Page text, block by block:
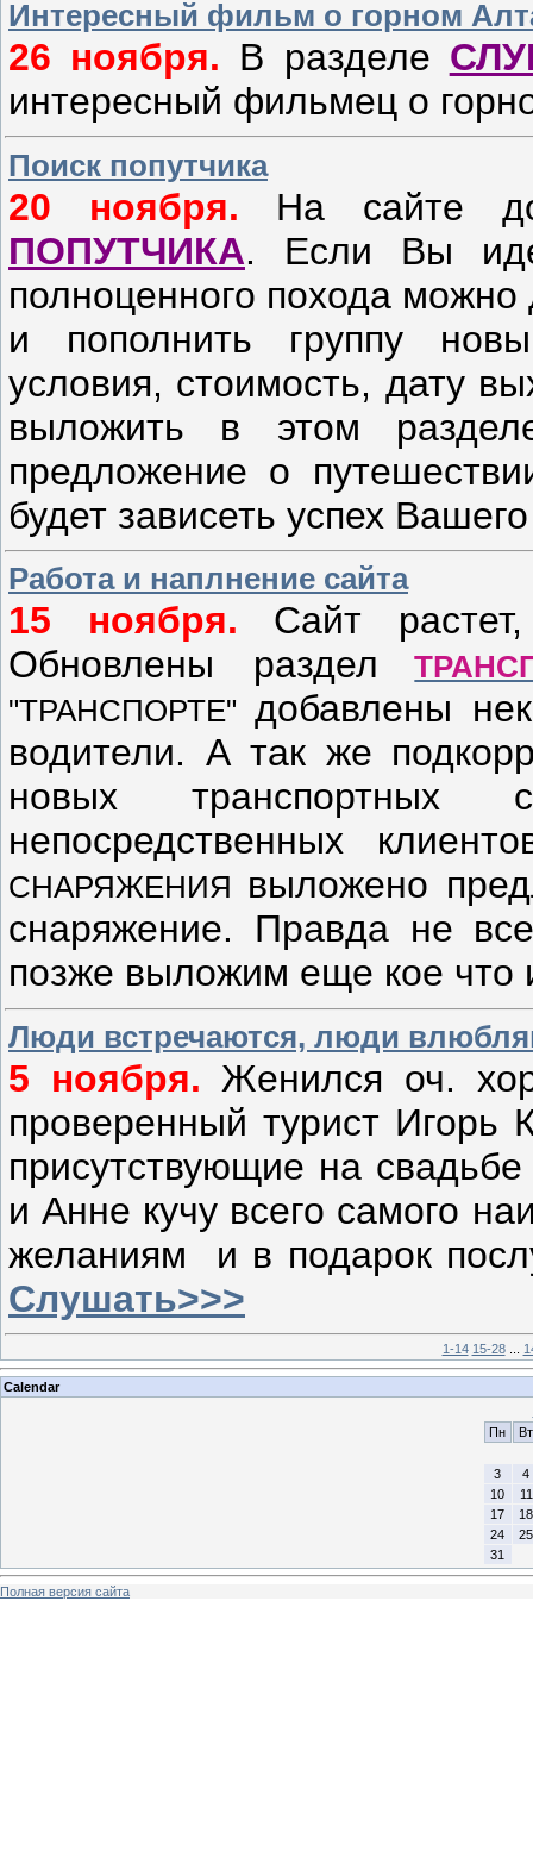
Интересный фильм о горном
26 ноября. В разделе
интересный фильмец о
Поиск попутчика
20 ноября. На сайте
ПОПУТЧИКА. Если Вы
полноценного похода
и пополнить группу
условия, стоимость, дату
выложить в этом
предложение о
будет зависеть успех
Работа и наплнение сайта
15 ноября. Сайт
Обновлены раздел
"ТРАНСПОРТЕ"добавлены
водители. А так же
новых
непосредственных
СНАРЯЖЕНИЯ выложено
снаряжение. Правда не
позже выложим еще кое что
Люди встречаются, люди
5 ноября. Женился оч.
проверенный турист Игорь
присутствующие на
и Анне кучу всего самого
желаниям и в подарок
Слушать>>>
1-14 15-28 ...
Calendar
Пн
Вт
3
4
10
11
17
18
24
25
31
Полная версия сайта